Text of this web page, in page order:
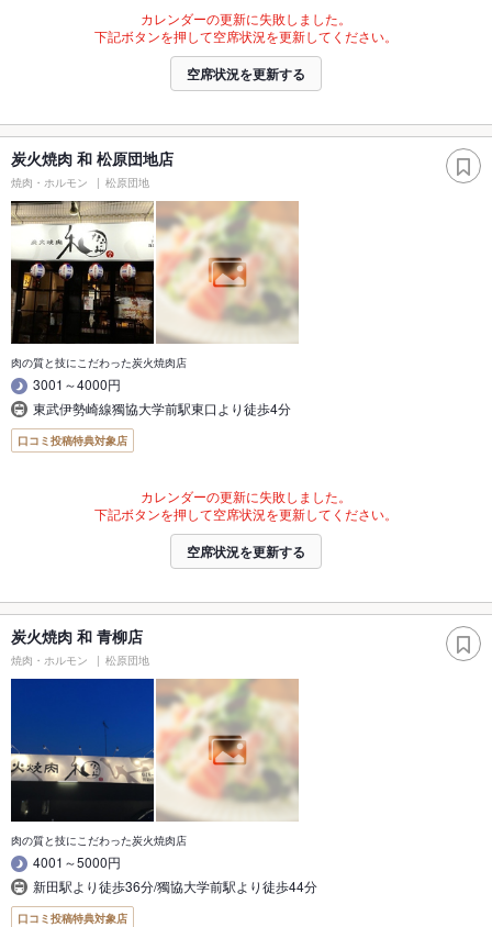
カレンダーの更新に失敗しました。
下記ボタンを押して空席状況を更新してください。
空席状況を更新する
炭火焼肉 和 松原団地店
焼肉・ホルモン 松原団地
肉の質と技にこだわった炭火焼肉店
3001～4000円
東武伊勢崎線獨協大学前駅東口より徒歩4分
口コミ投稿特典対象店
カレンダーの更新に失敗しました。
下記ボタンを押して空席状況を更新してください。
空席状況を更新する
炭火焼肉 和 青柳店
焼肉・ホルモン 松原団地
肉の質と技にこだわった炭火焼肉店
4001～5000円
新田駅より徒歩36分/獨協大学前駅より徒歩44分
口コミ投稿特典対象店